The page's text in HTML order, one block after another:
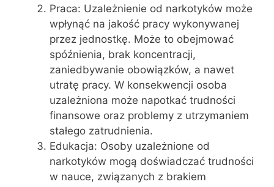
Praca: Uzależnienie od narkotyków może
wpłynąć na jakość pracy wykonywanej
przez jednostkę. Może to obejmować
spóźnienia, brak koncentracji,
zaniedbywanie obowiązków, a nawet
utratę pracy. W konsekwencji osoba
uzależniona może napotkać trudności
finansowe oraz problemy z utrzymaniem
stałego zatrudnienia.
Edukacja: Osoby uzależnione od
narkotyków mogą doświadczać trudności
w nauce, związanych z brakiem